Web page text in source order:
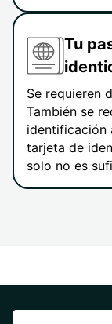
Tu
Se requieren
También se
identificación
tarjeta de
solo no es